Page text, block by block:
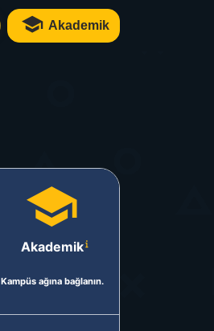
Akademik
Akademik
Kampüs ağına bağlanın.